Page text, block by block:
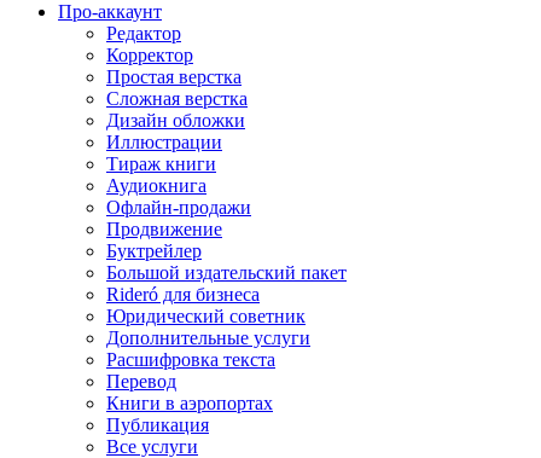
Про-аккаунт
Редактор
Корректор
Простая верстка
Сложная верстка
Дизайн обложки
Иллюстрации
Тираж книги
Аудиокнига
Офлайн-продажи
Продвижение
Буктрейлер
Большой издательский пакет
Rideró для бизнеса
Юридический советник
Дополнительные услуги
Расшифровка текста
Перевод
Книги в аэропортах
Публикация
Все услуги